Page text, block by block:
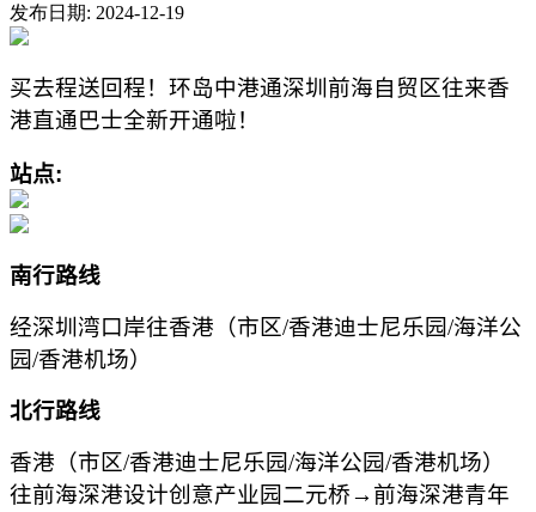
发布日期: 2024-12-19
买去程送回程！环岛中港通深圳前海自贸区往来香
港直通巴士全新开通啦！
站点:
南行路线
经深圳湾口岸往香港（市区/香港迪士尼乐园/海洋公
园/香港机场）
北行路线
香港（市区/香港迪士尼乐园/海洋公园/香港机场）
往前海深港设计创意产业园二元桥→ 前海深港青年